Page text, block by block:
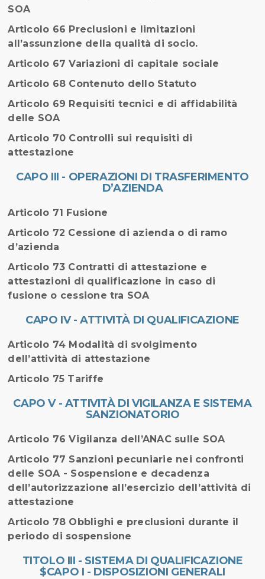
SOA
Articolo 66 Preclusioni e limitazioni
all’assunzione della qualità di socio.
Articolo 67 Variazioni di capitale sociale
Articolo 68 Contenuto dello Statuto
Articolo 69 Requisiti tecnici e di affidabilità
delle SOA
Articolo 70 Controlli sui requisiti di
attestazione
CAPO III - OPERAZIONI DI TRASFERIMENTO
D’AZIENDA
Articolo 71 Fusione
Articolo 72 Cessione di azienda o di ramo
d’azienda
Articolo 73 Contratti di attestazione e
attestazioni di qualificazione in caso di
fusione o cessione tra SOA
CAPO IV - ATTIVITÀ DI QUALIFICAZIONE
Articolo 74 Modalità di svolgimento
dell’attività di attestazione
Articolo 75 Tariffe
CAPO V - ATTIVITÀ DI VIGILANZA E SISTEMA
SANZIONATORIO
Articolo 76 Vigilanza dell’ANAC sulle SOA
Articolo 77 Sanzioni pecuniarie nei confronti
delle SOA - Sospensione e decadenza
dell’autorizzazione all’esercizio dell’attività di
attestazione
Articolo 78 Obblighi e preclusioni durante il
periodo di sospensione
TITOLO III - SISTEMA DI QUALIFICAZIONE
$CAPO I - DISPOSIZIONI GENERALI